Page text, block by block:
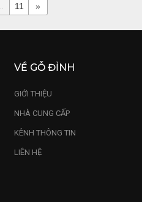
11 »
VỀ GỖ ĐỈNH
GIỚI THIỆU
NHÀ CUNG CẤP
KÊNH THÔNG TIN
LIÊN HỆ